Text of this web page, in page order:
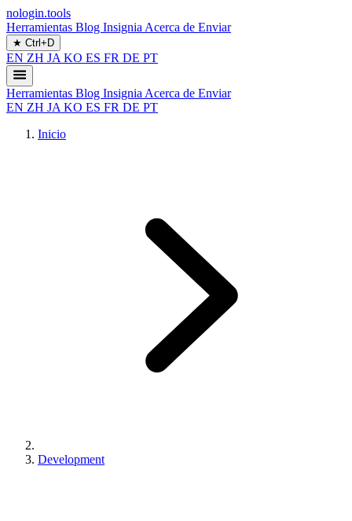
nologin.tools
Herramientas Blog Insignia Acerca de Enviar
★ Ctrl+D
EN ZH JA KO ES FR DE PT
Herramientas Blog Insignia Acerca de Enviar
EN ZH JA KO ES FR DE PT
Inicio
Development